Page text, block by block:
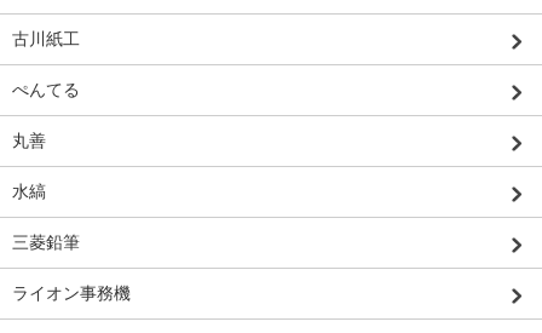
古川紙工
ぺんてる
丸善
水縞
三菱鉛筆
ライオン事務機